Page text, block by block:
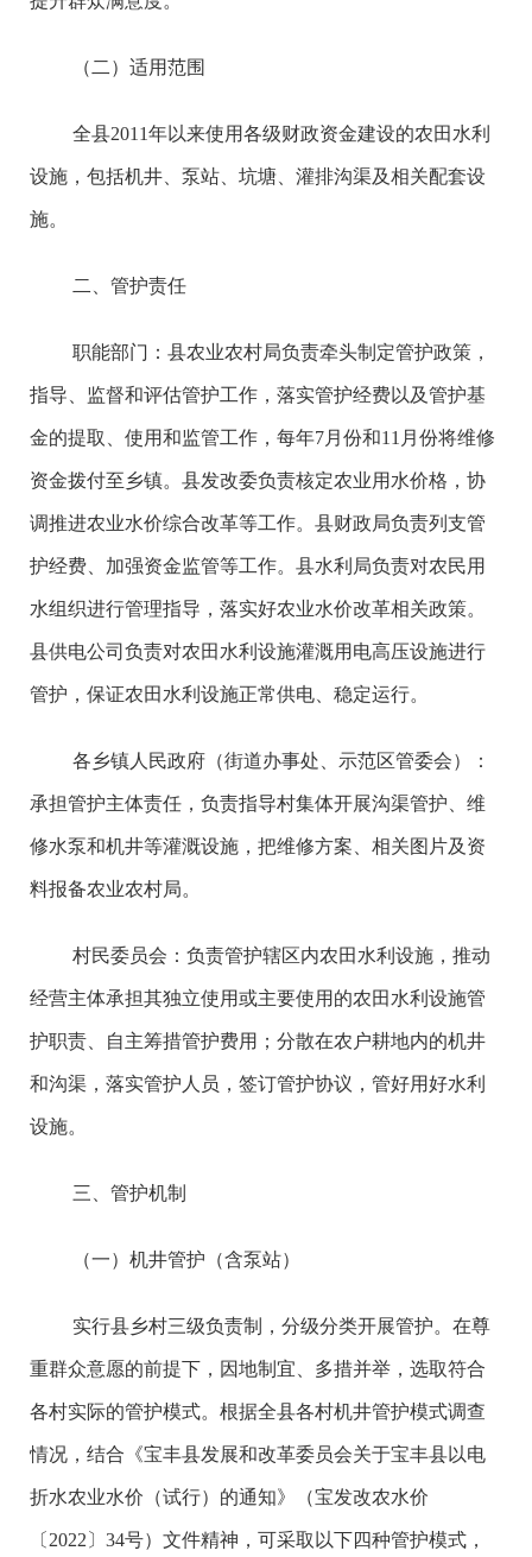
（二）适用范围
全县2011年以来使用各级财政资金建设的农田水利
设施，包括机井、泵站、坑塘、灌排沟渠及相关配套设
施。
二、管护责任
职能部门：县农业农村局负责牵头制定管护政策，
指导、监督和评估管护工作，落实管护经费以及管护基
金的提取、使用和监管工作，每年7月份和11月份将维修
资金拨付至乡镇。县发改委负责核定农业用水价格，协
调推进农业水价综合改革等工作。县财政局负责列支管
护经费、加强资金监管等工作。县水利局负责对农民用
水组织进行管理指导，落实好农业水价改革相关政策。
县供电公司负责对农田水利设施灌溉用电高压设施进行
管护，保证农田水利设施正常供电、稳定运行。
各乡镇人民政府（街道办事处、示范区管委会）：
承担管护主体责任，负责指导村集体开展沟渠管护、维
修水泵和机井等灌溉设施，把维修方案、相关图片及资
料报备农业农村局。
村民委员会：负责管护辖区内农田水利设施，推动
经营主体承担其独立使用或主要使用的农田水利设施管
护职责、自主筹措管护费用；分散在农户耕地内的机井
和沟渠，落实管护人员，签订管护协议，管好用好水利
设施。
三、管护机制
（一）机井管护（含泵站）
实行县乡村三级负责制，分级分类开展管护。在尊
重群众意愿的前提下，因地制宜、多措并举，选取符合
各村实际的管护模式。根据全县各村机井管护模式调查
情况，结合《宝丰县发展和改革委员会关于宝丰县以电
折水农业水价（试行）的通知》（宝发改农水价
〔2022〕34号）文件精神，可采取以下四种管护模式，